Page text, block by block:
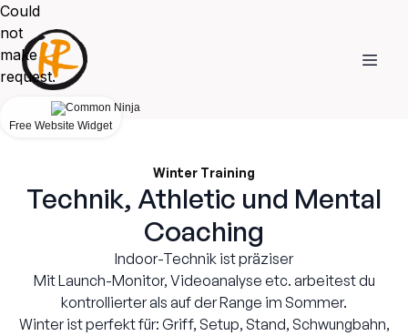
Winter Training
Technik, Athletic und Mental
Coaching
Indoor-Technik ist präziser
Mit Launch-Monitor, Videoanalyse etc. arbeitest du
kontrollierter als auf der Range im Sommer.
Winter ist perfekt für: Griff, Setup, Stand, Schwungbahn,
Could
not
make
request.
Free Website Widget